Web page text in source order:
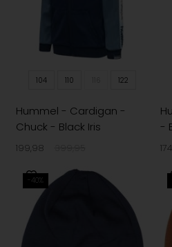
104 110 122
Hummel - Cardigan -
Chuck - Black Iris
199,98
-
-40%